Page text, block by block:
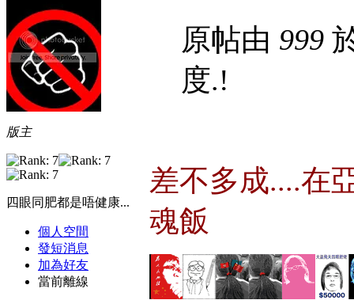
版主
四眼同肥都是唔健康...
個人空間
發短消息
加為好友
當前離線
原帖由 999
度.!
差不多成....在
魂飯